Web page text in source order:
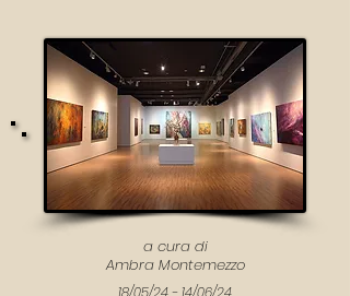
a cura di
Ambra Montemezzo
18/05/24 - 14/06/24